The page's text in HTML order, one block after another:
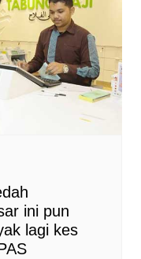
C
h
a
n
ini pun
lagi kes